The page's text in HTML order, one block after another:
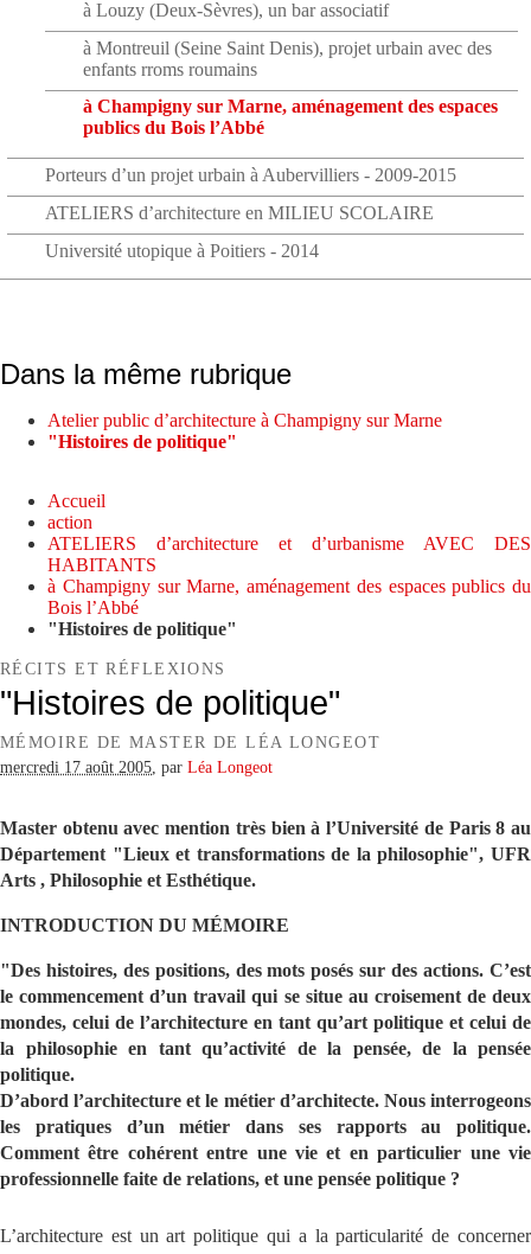
à Louzy (Deux-Sèvres), un bar associatif
à Montreuil (Seine Saint Denis), projet urbain avec des
enfants rroms roumains
à Champigny sur Marne, aménagement des espaces
publics du Bois l’Abbé
Porteurs d’un projet urbain à Aubervilliers - 2009-2015
ATELIERS d’architecture en MILIEU SCOLAIRE
Université utopique à Poitiers - 2014
Dans la même rubrique
Atelier public d’architecture à Champigny sur Marne
"Histoires de politique"
Accueil
action
ATELIERS d’architecture et d’urbanisme AVEC DES
HABITANTS
à Champigny sur Marne, aménagement des espaces publics du
Bois l’Abbé
"Histoires de politique"
RÉCITS ET RÉFLEXIONS
"Histoires de politique"
MÉMOIRE DE MASTER DE LÉA LONGEOT
mercredi 17 août 2005 par Léa Longeot
Master obtenu avec mention très bien à l’Université de Paris 8 au
Département "Lieux et transformations de la philosophie", UFR
Arts , Philosophie et Esthétique.
INTRODUCTION DU MÉMOIRE
"Des histoires, des positions, des mots posés sur des actions. C’est
le commencement d’un travail qui se situe au croisement de deux
mondes, celui de l’architecture en tant qu’art politique et celui de
la philosophie en tant qu’activité de la pensée, de la pensée
politique.
D’abord l’architecture et le métier d’architecte. Nous interrogeons
les pratiques d’un métier dans ses rapports au politique.
Comment être cohérent entre une vie et en particulier une vie
professionnelle faite de relations, et une pensée politique ?
L’architecture est un art politique qui a la particularité de concerner